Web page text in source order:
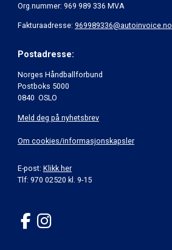
Org.nummer: 969 989 336 MVA
Fakturaadresse: 969989336@autoinvoice.no
Postadresse:
Norges Håndballforbund
Postboks 5000
0840 OSLO
Meld deg på nyhetsbrev
Om cookies/informasjonskapsler
E-post: Klikk her
Tlf: 970 02520 kl. 9-15